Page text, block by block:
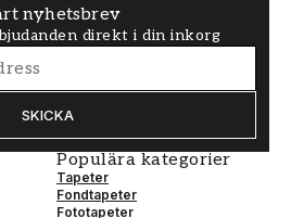
nyhetsbrev
direkt i din inkorg
SKICKA
Populära kategorier
Tapeter
Fondtapeter
Fototapeter